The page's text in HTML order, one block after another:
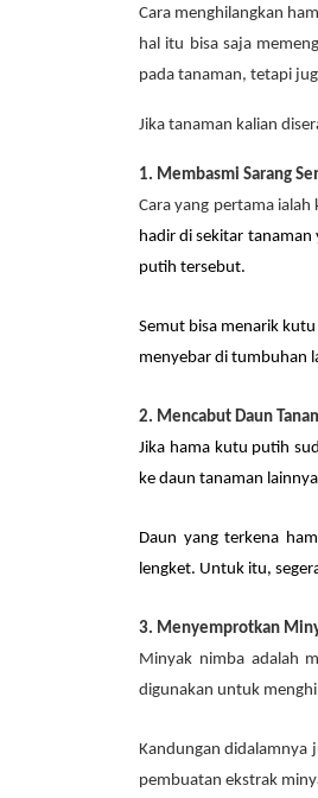
Cara menghilangkan
hal itu bisa saja
pada tanaman, tetapi
Jika tanaman kalian
1. Membasmi Sarang
Cara yang pertama
hadir di sekitar
putih tersebut.
Semut bisa menarik
menyebar di tumbuhan
2. Mencabut Daun
Jika hama kutu putih
ke daun tanaman
Daun yang terkena
lengket. Untuk itu,
3. Menyemprotkan
Minyak nimba adalah
digunakan untuk
Kandungan didalamnya
pembuatan ekstrak